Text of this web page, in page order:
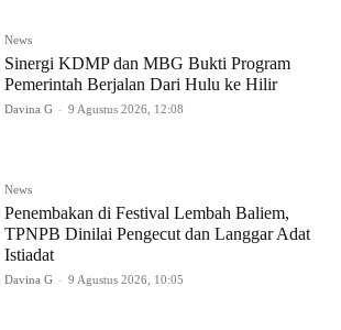
News
Sinergi KDMP dan MBG Bukti Program
Pemerintah Berjalan Dari Hulu ke Hilir
Davina G - 9 Agustus 2026, 12:08
News
Penembakan di Festival Lembah Baliem,
TPNPB Dinilai Pengecut dan Langgar Adat
Istiadat
Davina G - 9 Agustus 2026, 10:05